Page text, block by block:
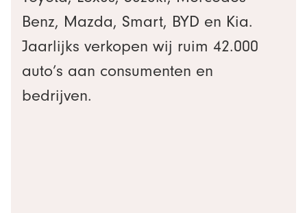
Benz, Mazda, Smart, BYD en Kia.
Jaarlijks verkopen wij ruim 42.000
auto’s aan consumenten en
bedrijven.